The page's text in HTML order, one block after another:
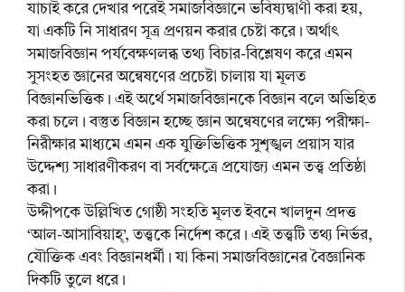
যাচাই করে দেখার পরেই সমাজবিজ্ঞানে ভবিষ্যদ্বাণী করা হয়,
যা একটি নি সাধারণ সূত্র প্রণয়ন করার চেষ্টা করে। অর্থাৎ
সমাজবিজ্ঞান পর্যবেক্ষণলব্ধ তথ্য বিচার-বিশ্লেষণ করে এমন
সুসংহত জ্ঞানের অন্বেষণের প্রচেষ্টা চালায় যা মূলত
বিজ্ঞানভিত্তিক। এই অর্থে সমাজবিজ্ঞানকে বিজ্ঞান বলে অভিহিত
করা চলে। বস্তুত বিজ্ঞান হচ্ছে জ্ঞান অন্বেষণের লক্ষ্যে পরীক্ষা-
নিরীক্ষার মাধ্যমে এমন এক যুক্তিভিত্তিক সুশৃঙ্খল প্রয়াস যার
উদ্দেশ্য সাধারণীকরণ বা সর্বক্ষেত্রে প্রযোজ্য এমন তত্ত্ব প্রতিষ্ঠা
করা।
উদ্দীপকে উল্লিখিত গোষ্ঠী সংহতি মূলত ইবনে খালদুন প্রদত্ত
‘আল-আসাবিয়াহ্’, তত্ত্বকে নির্দেশ করে। এই তত্ত্বটি তথ্য নির্ভর,
যৌক্তিক এবং বিজ্ঞানধর্মী। যা কিনা সমাজবিজ্ঞানের বৈজ্ঞানিক
দিকটি তুলে ধরে।